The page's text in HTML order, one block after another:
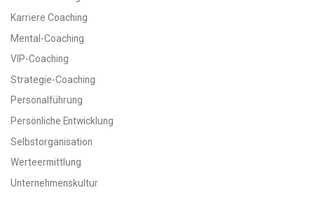
Karriere Coaching
Mental-Coaching
VIP-Coaching
Strategie-Coaching
Personalführung
Persönliche Entwicklung
Selbstorganisation
Werteermittlung
Unternehmenskultur